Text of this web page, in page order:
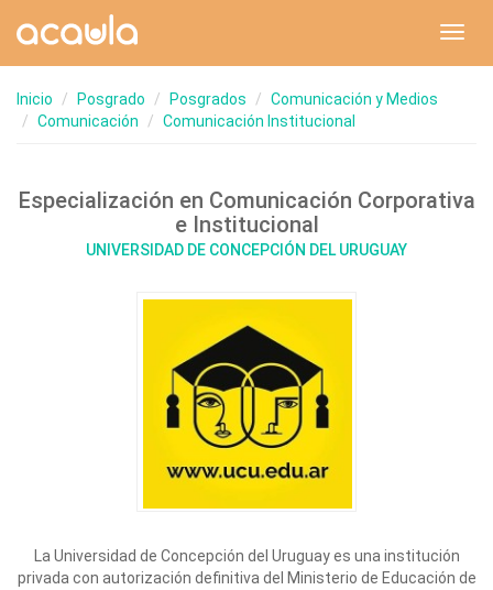
Inicio Posgrado Posgrados
Comunicación y Medios
Comunicación
Comunicación Institucional
Especialización en Comunicación Corporativa
e Institucional
UNIVERSIDAD DE CONCEPCIÓN DEL URUGUAY
La Universidad de Concepción del Uruguay es una institución
privada con autorización definitiva del Ministerio de Educación de